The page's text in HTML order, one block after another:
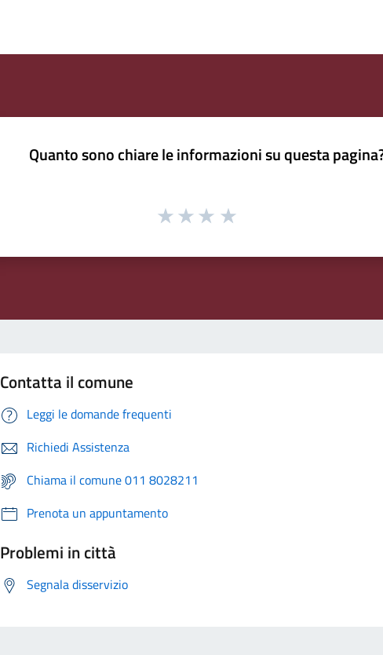
Quanto sono chiare le informazioni su questa
Contatta il comune
Leggi le domande frequenti
Richiedi Assistenza
Chiama il comune 011 8028211
Prenota un appuntamento
Problemi in città
Segnala disservizio